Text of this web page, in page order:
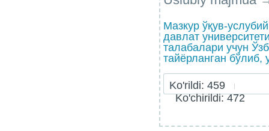
Мазкур ўқув-
давлат
талабалари учун
тайёрланган бўлиб,
Ko'rildi: 459
Ko'chirildi: 472